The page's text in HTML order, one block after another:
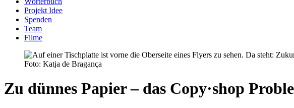
Projekt Idee
Spenden
Team
Filme
Foto: Katja de Bragança
Zu dünnes Papier – das Copy·shop